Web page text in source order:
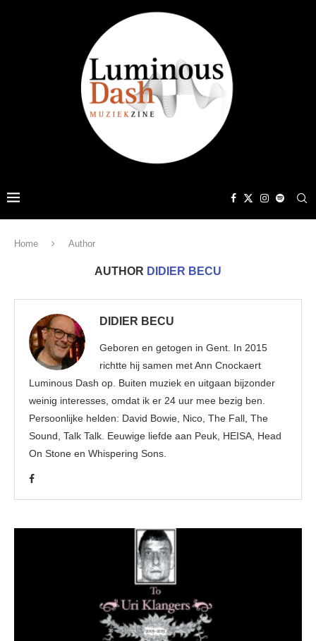
Home Author
AUTHOR DIDIER BECU
DIDIER BECU
Geboren en getogen in Gent. In 2015
richtte hij samen met Ann Cnockaert
Luminous Dash op. Buiten muziek en uitgaan bijzonder
weinig interesses, omdat ik er 24 uur mee bezig ben.
Persoonlijke helden: David Bowie, Nico, The Fall, The
Sound, Talk Talk. Eeuwige liefde aan Peuk, HEISA, Head
On Stone en Whispering Sons.